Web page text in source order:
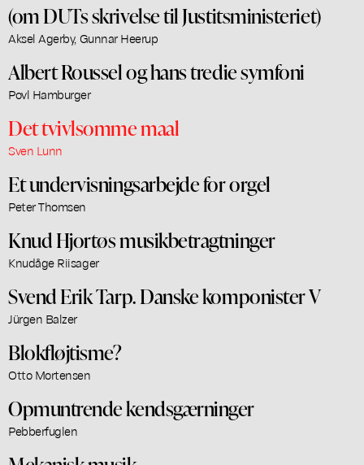
(om DUTs skrivelse til Justitsministeriet)
Aksel Agerby, Gunnar Heerup
Albert Roussel og hans tredie symfoni
Povl Hamburger
Det tvivlsomme maal
Sven Lunn
Et undervisningsarbejde for orgel
Peter Thomsen
Knud Hjortøs musikbetragtninger
Knudåge Riisager
Svend Erik Tarp. Danske komponister V
Jürgen Balzer
Blokfløjtisme?
Otto Mortensen
Opmuntrende kendsgærninger
Pebberfuglen